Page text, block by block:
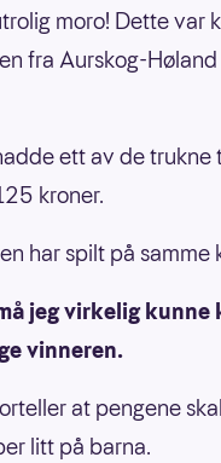
moro! Dette var
fra Aurskog-
ett av de
kroner.
har spilt på
jeg virkelig
vinneren.
at pengene
litt på barna.